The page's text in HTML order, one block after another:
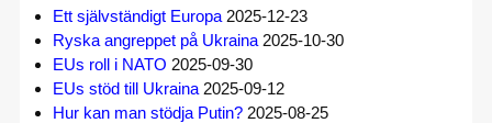
Ett självständigt Europa 2025-12-23
Ryska angreppet på Ukraina 2025-10-30
EUs roll i NATO 2025-09-30
EUs stöd till Ukraina 2025-09-12
Hur kan man stödja Putin? 2025-08-25